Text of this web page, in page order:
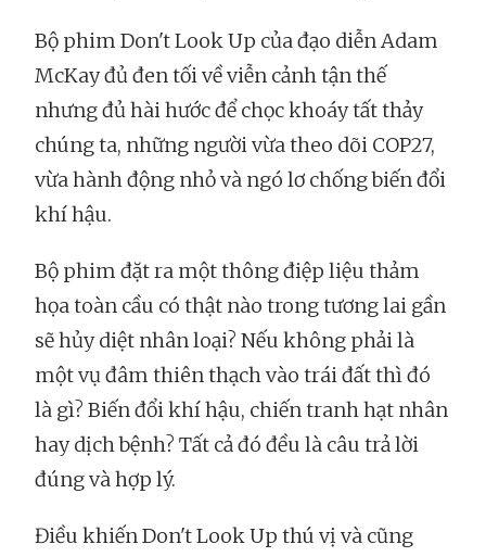
Bộ phim Don't Look Up của đạo diễn Adam
McKay đủ đen tối về viễn cảnh tận thế
nhưng đủ hài hước để chọc khoáy tất thảy
chúng ta, những người vừa theo dõi COP27,
vừa hành động nhỏ và ngó lơ chống biến đổi
khí hậu.
Bộ phim đặt ra một thông điệp liệu thảm
họa toàn cầu có thật nào trong tương lai gần
sẽ hủy diệt nhân loại? Nếu không phải là
một vụ đâm thiên thạch vào trái đất thì đó
là gì? Biến đổi khí hậu, chiến tranh hạt nhân
hay dịch bệnh? Tất cả đó đều là câu trả lời
đúng và hợp lý.
Điều khiến Don't Look Up thú vị và cũng